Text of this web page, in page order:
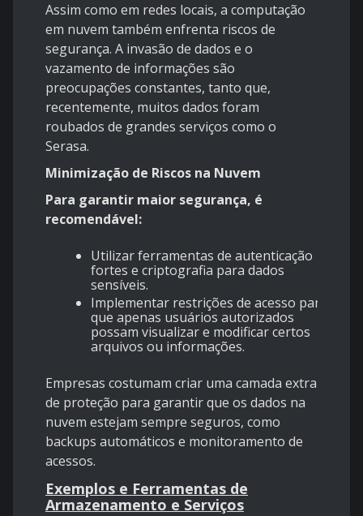
Assim como em redes locais, a computação
em nuvem também enfrenta riscos de
segurança. A invasão de dados e o
vazamento de informações são
preocupações constantes, tanto que,
recentemente, muitos dados foram
roubados de grandes serviços como o
Serasa.
Minimização de Riscos na Nuvem
Para garantir maior segurança, é
recomendável:
Utilizar ferramentas de autenticação
fortes e criptografia para dados
sensíveis.
Implementar restrições de acesso para
que apenas usuários autorizados
possam visualizar e modificar certos
arquivos ou informações.
Empresas costumam criar uma camada extra
de proteção para garantir que os dados na
nuvem estejam sempre seguros, como
backups automáticos e monitoramento de
acessos.
Exemplos e Ferramentas de
Armazenamento e Serviços